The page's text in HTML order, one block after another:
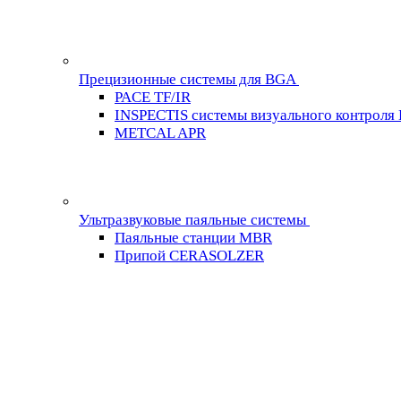
Прецизионные системы для BGA
PACE TF/IR
INSPECTIS системы визуального контроля
METCAL APR
Ультразвуковые паяльные системы
Паяльные станции MBR
Припой CERASOLZER